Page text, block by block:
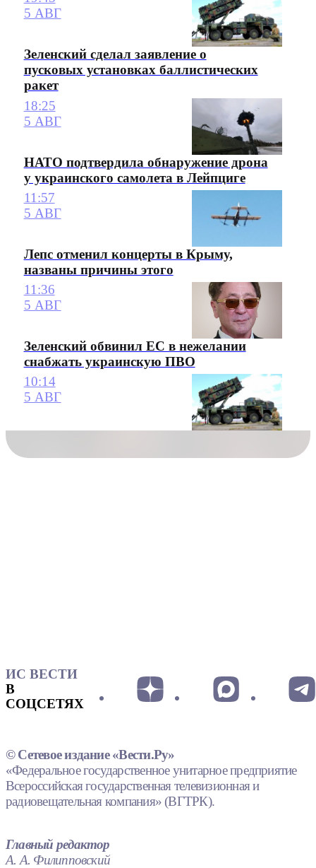
5 АВГ
Зеленский сделал заявление о
пусковых установках баллистических
ракет
18:25
5 АВГ
НАТО подтвердила обнаружение дрона
у украинского самолета в Лейпциге
11:57
5 АВГ
Лепс отменил концерты в Крыму,
названы причины этого
11:36
5 АВГ
Зеленский обвинил ЕС в нежелании
снабжать украинскую ПВО
10:14
5 АВГ
ИС ВЕСТИ
В
СОЦСЕТЯХ
© Сетевое издание «Вести.Ру»
«Федеральное государственное унитарное предприятие
Всероссийская государственная телевизионная и
радиовещательная компания» (ВГТРК).
Главный редактор
А. А. Филипповский